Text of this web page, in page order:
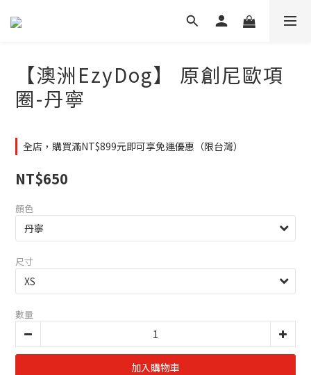
【澳洲EzyDog】 原創尼歐項
圈-丹寧
全店，購買滿NT$899元即可享免運優惠（限台灣）
NT$650
顏色
尺寸
數量
加入購物車